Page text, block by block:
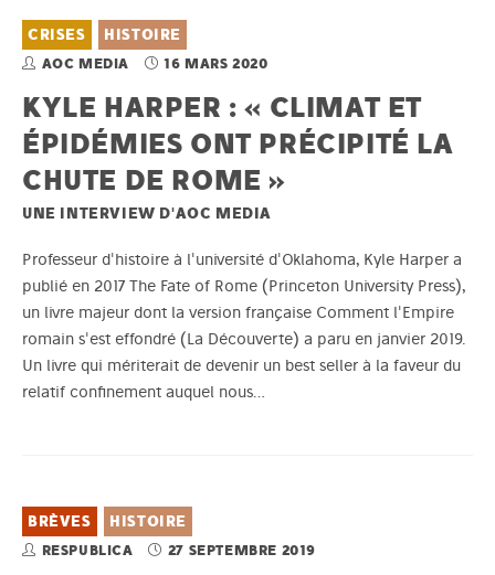
CRISES HISTOIRE
AOC MEDIA 16 MARS 2020
KYLE HARPER : « CLIMAT ET
ÉPIDÉMIES ONT PRÉCIPITÉ LA
CHUTE DE ROME »
UNE INTERVIEW D'AOC MEDIA
Professeur d'histoire à l'université d'Oklahoma, Kyle Harper a
publié en 2017 The Fate of Rome (Princeton University Press),
un livre majeur dont la version française Comment l'Empire
romain s'est effondré (La Découverte) a paru en janvier 2019.
Un livre qui mériterait de devenir un best seller à la faveur du
relatif confinement auquel nous…
BRÈVES HISTOIRE
RESPUBLICA 27 SEPTEMBRE 2019